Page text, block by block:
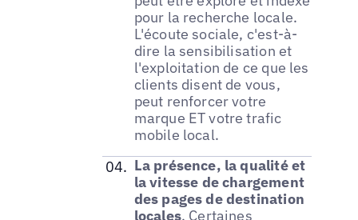
pour la recherche locale.
L'écoute sociale, c'est-à-
dire la sensibilisation et
l'exploitation de ce que les
clients disent de vous,
peut renforcer votre
marque ET votre trafic
mobile local.
La présence, la qualité et
la vitesse de chargement
des pages de destination
locales. Certaines